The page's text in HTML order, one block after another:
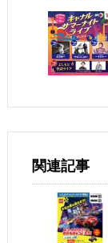
関連記事